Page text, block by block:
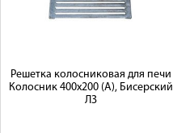
Решетка колосниковая для печи
Колосник 400х200 (А), Бисерский
ЛЗ